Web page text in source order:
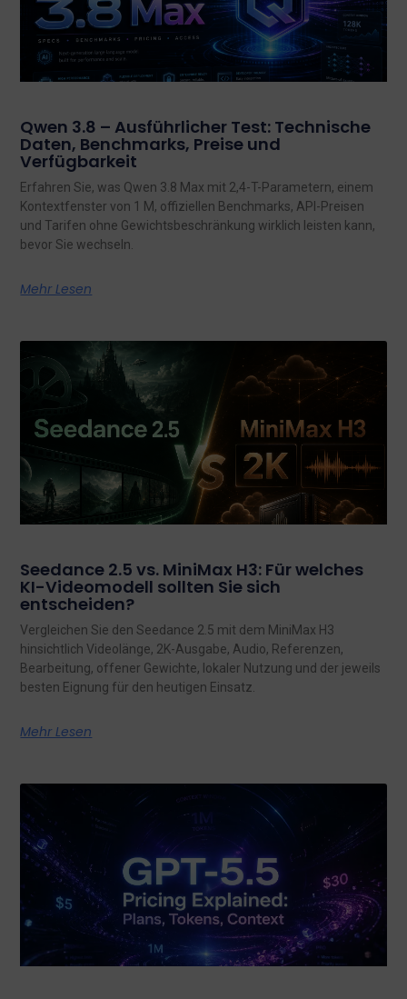
Qwen 3.8 – Ausführlicher Test: Technische
Daten, Benchmarks, Preise und
Verfügbarkeit
Erfahren Sie, was Qwen 3.8 Max mit 2,4-T-Parametern, einem
Kontextfenster von 1 M, offiziellen Benchmarks, API-Preisen
und Tarifen ohne Gewichtsbeschränkung wirklich leisten kann,
bevor Sie wechseln.
Mehr Lesen
Seedance 2.5 vs. MiniMax H3: Für welches
KI-Videomodell sollten Sie sich
entscheiden?
Vergleichen Sie den Seedance 2.5 mit dem MiniMax H3
hinsichtlich Videolänge, 2K-Ausgabe, Audio, Referenzen,
Bearbeitung, offener Gewichte, lokaler Nutzung und der jeweils
besten Eignung für den heutigen Einsatz.
Mehr Lesen